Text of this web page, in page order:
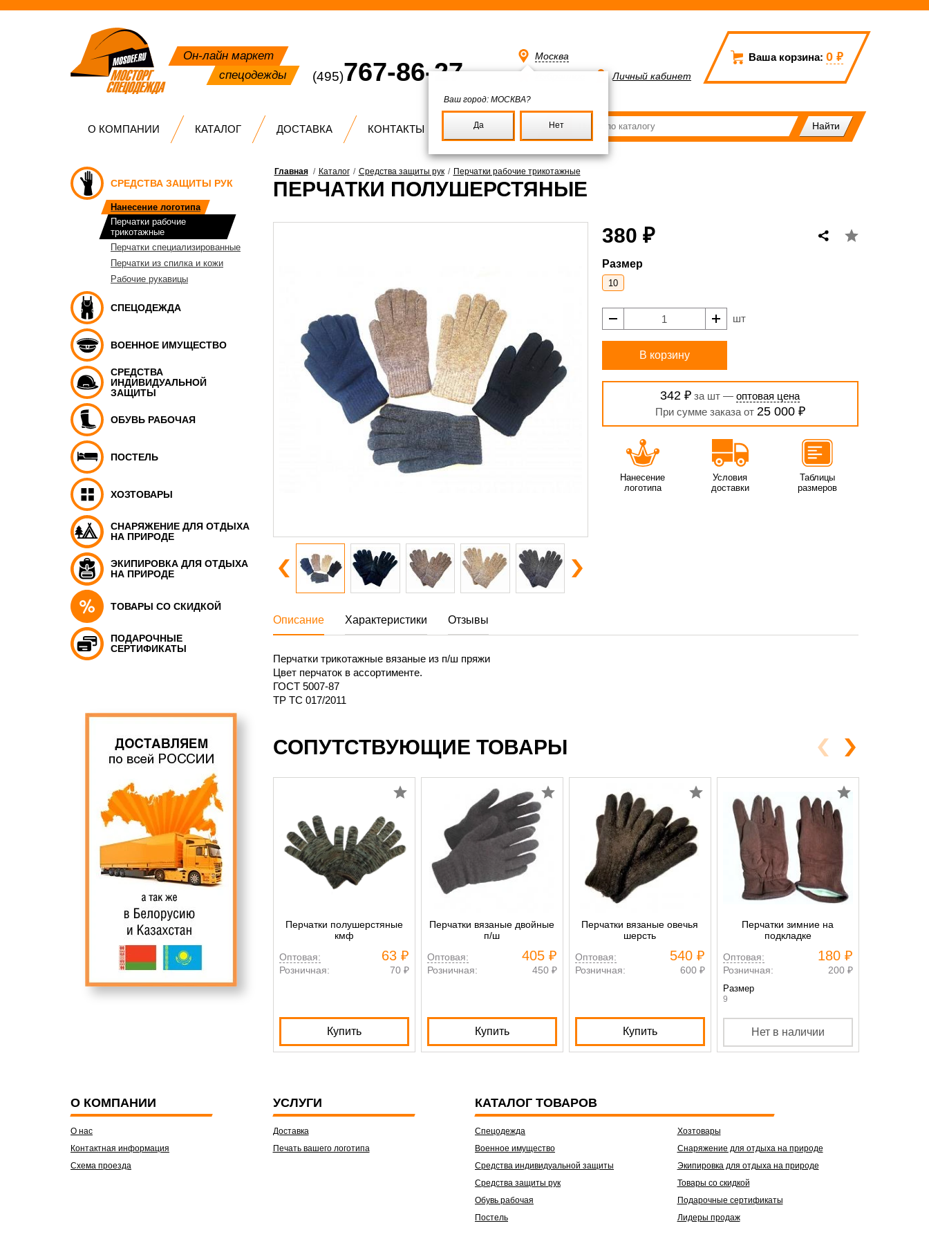
Он-лайн маркет
спецодежды
(495)767-86-27
Ваша корзина: 0 ₽
Москва
Ваш город: МОСКВА?
Да Нет
Личный кабинет
О КОМПАНИИ КАТАЛОГ ДОСТАВКА КОНТАКТЫ
СРЕДСТВА ЗАЩИТЫ РУК
Нанесение логотипа
Перчатки рабочие
трикотажные
Перчатки специализированные
Перчатки из спилка и кожи
Рабочие рукавицы
СПЕЦОДЕЖДА
ВОЕННОЕ ИМУЩЕСТВО
СРЕДСТВА
ИНДИВИДУАЛЬНОЙ
ЗАЩИТЫ
ОБУВЬ РАБОЧАЯ
ПОСТЕЛЬ
ХОЗТОВАРЫ
СНАРЯЖЕНИЕ ДЛЯ ОТДЫХА
НА ПРИРОДЕ
ЭКИПИРОВКА ДЛЯ ОТДЫХА
НА ПРИРОДЕ
ТОВАРЫ СО СКИДКОЙ
ПОДАРОЧНЫЕ
СЕРТИФИКАТЫ
Главная / Каталог / Средства защиты рук / Перчатки рабочие трикотажные
ПЕРЧАТКИ ПОЛУШЕРСТЯНЫЕ
380 ₽
Размер
10
шт
В корзину
342 ₽ за шт —оптовая цена
При сумме заказа от 25 000 ₽
Описание Характеристики Отзывы
Перчатки трикотажные вязаные из п/ш пряжи
Цвет перчаток в ассортименте.
ГОСТ 5007-87
ТР ТС 017/2011
Нанесение
логотипа
Условия
доставки
Таблицы
размеров
СОПУТСТВУЮЩИЕ ТОВАРЫ
Перчатки полушерстяные
кмф
Оптовая:
63 ₽
Розничная: 70 ₽
Купить
Перчатки вязаные двойные
п/ш
Оптовая:
405 ₽
Розничная: 450 ₽
Купить
Перчатки вязаные овечья
шерсть
Оптовая:
540 ₽
Розничная: 600 ₽
Купить
Перчатки зимние на
подкладке
Оптовая:
180 ₽
Розничная: 200 ₽
Размер
9
Нет в наличии
О КОМПАНИИ
О нас
Контактная информация
Схема проезда
УСЛУГИ
Доставка
Печать вашего логотипа
КАТАЛОГ ТОВАРОВ
Спецодежда
Военное имущество
Средства индивидуальной защиты
Средства защиты рук
Обувь рабочая
Постель
Хозтовары
Снаряжение для отдыха на природе
Экипировка для отдыха на природе
Товары со скидкой
Подарочные сертификаты
Лидеры продаж